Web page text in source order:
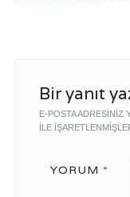
Bir yanıt
E-POSTA ADRESINIZ
ILE
YORUM *